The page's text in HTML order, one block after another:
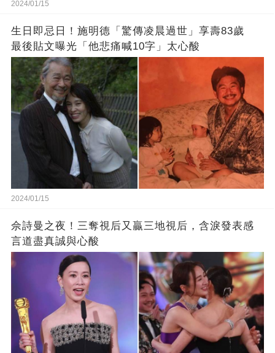
2024/01/15
生日即忌日！施明德「驚傳凌晨過世」享壽83歲
最後貼文曝光「他悲痛喊10字」太心酸
2024/01/15
佘詩曼之夜！三奪視后又贏三地視后，含淚發表感
言道盡真誠與心酸